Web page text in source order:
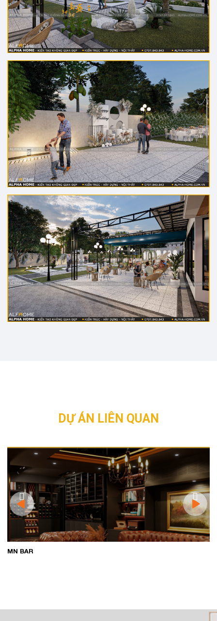
DỰ ÁN LIÊN QUAN
ĐẢO NGỌC RESTAURANT